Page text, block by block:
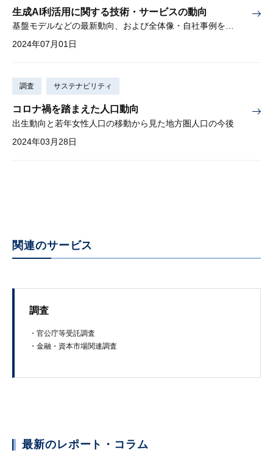
生成AI利活用に関する技術・サービスの動向
基盤モデルなどの最新動向、および全体像・自社事例を解説
2024年07月01日
調査 サステナビリティ
コロナ禍を踏まえた人口動向
出生動向と若年女性人口の移動から見た地方圏人口の今後
2024年03月28日
関連のサービス
調査
・官​公庁​等​受託​調​査
・​金融​・資本市​場​関連調査
最新のレポート・コラム